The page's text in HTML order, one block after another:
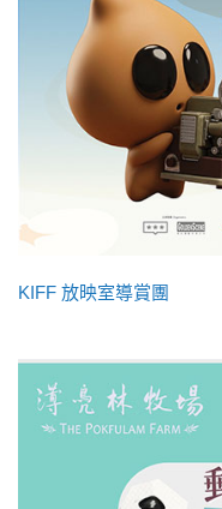
KIFF 放映室導賞團